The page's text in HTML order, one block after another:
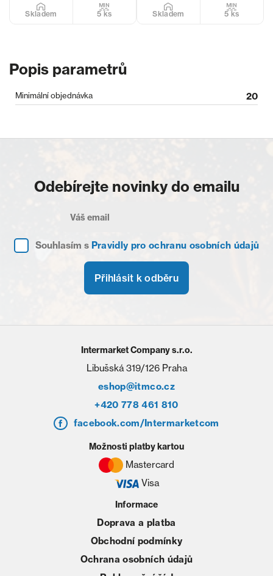
Skladem 5 ks Skladem 5 ks
Popis parametrů
Minimální objednávka 20
Odebírejte novinky do emailu
Souhlasím s Pravidly pro ochranu osobních údajů
Přihlásit k odběru
Intermarket Company s.r.o.
Libušská 319/126 Praha
eshop@itmco.cz
+420 778 461 810
facebook.com/Intermarketcom
Informace
Doprava a platba
Obchodní podmínky
Ochrana osobních údajů
Možnosti platby kartou
Mastercard
Visa